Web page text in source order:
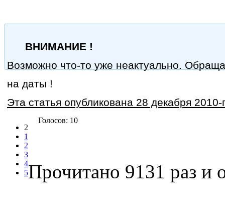
ВНИМАНИЕ !
Возможно что-то уже неактуально.
на даты !
Эта статья опубликована 28 декабря 2010-
2
1
2
3
4
5
Голосов: 10
Прочитано 9131 раз и